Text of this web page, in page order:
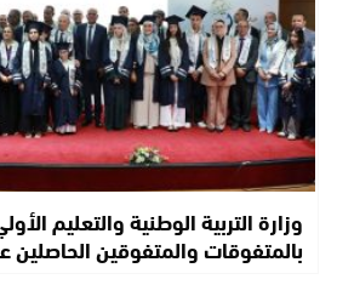
وزارة التربية الوطنية والتعليم
بالمتفوقات والمتفوقين